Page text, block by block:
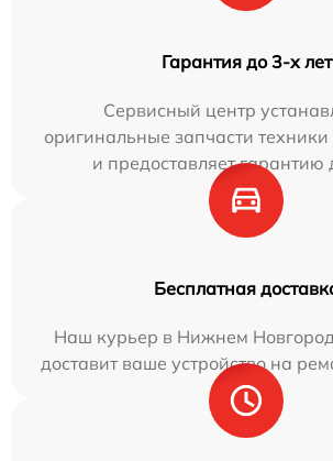
Гарантия до 3-х лет
Сервисный центр
оригинальные запчасти
и предоставляет гарантию
Бесплатная
Наш курьер в Нижнем
доставит ваше устройство на